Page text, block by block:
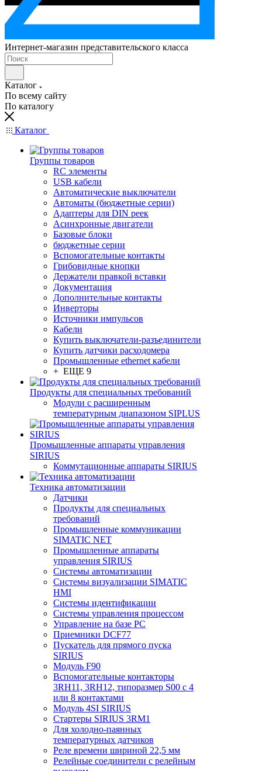
Интернет-магазин представительского класса
Каталог
По всему сайту
По каталогу
Каталог
Группы товаров
RC элементы
USB кабели
Автоматические выключатели
Автоматы (бюджетные серии)
Адаптеры для DIN реек
Асинхронные двигатели
Базовые блоки
бюджетные серии
Вспомогательные контакты
Грибовидные кнопки
Держатели правкой вставки
Документация
Дополнительные контакты
Инверторы
Источники импульсов
Кабели
Купить выключатели-разъединители
Купить датчики расходомера
Промышленные ethernet кабели
+ ЕЩЕ 9
Продукты для специальных требований
Модули с расширенным
температурным диапазоном SIPLUS
Промышленные аппараты управления
SIRIUS
Коммутационные аппараты SIRIUS
Техника автоматизации
Датчики
Продукты для специальных
требований
Промышленные коммуникации
SIMATIC NET
Промышленные аппараты
управления SIRIUS
Системы автоматизации
Системы визуализации SIMATIC
HMI
Системы идентификации
Системы управления процессом
Управление на базе РС
Приемники DCF77
Пускатель для прямого пуска
SIRIUS
Модуль F90
Вспомогательные контакторы
3RH11, 3RH12, типоразмер S00 с 4
или 8 контактами
Модуль 4SI SIRIUS
Стартеры SIRIUS 3RM1
Для холодно-паянных
температурных датчиков
Реле времени шириной 22,5 мм
Релейные соединители с релейным